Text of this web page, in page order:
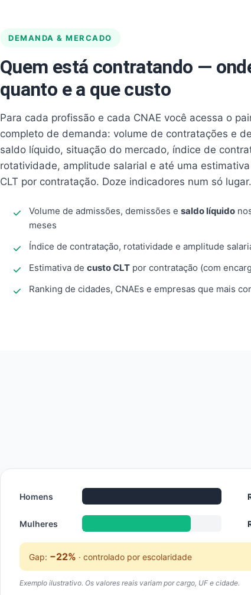
DEMANDA & MERCADO
Quem está contratando —
quanto e a que custo
Para cada profissão e cada CNAE você acessa o
completo de demanda: volume de contratações e
saldo líquido, situação do mercado, índice de
rotatividade, amplitude salarial e até uma
CLT por contratação. Doze indicadores num só lugar.
Volume de admissões, demissões e saldo líquido
meses
Índice de contratação, rotatividade e amplitude
Estimativa de custo CLT por contratação (com
Ranking de cidades, CNAEs e empresas que mais
Homens
Mulheres
Gap: −22% · controlado por escolaridade
Exemplo ilustrativo. Os valores reais variam por cargo, UF e cidade.